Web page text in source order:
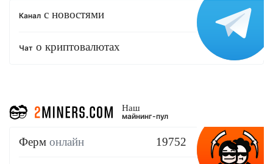
Канал с новостями
Чат о криптовалютах
Наш
майнинг-пул
Ферм онлайн 19752